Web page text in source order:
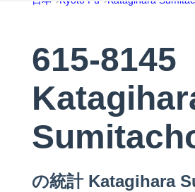
615-8145
の統計 Katagihara